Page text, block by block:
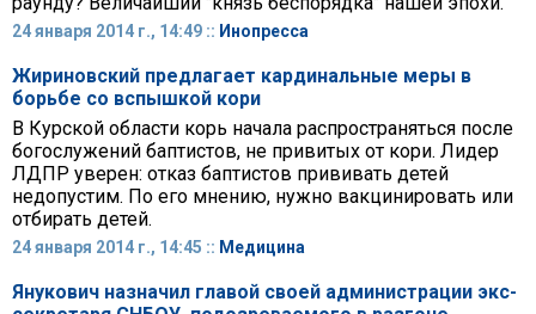
24 января 2014 г., 14:49 :: Инопресса
Жириновский предлагает кардинальные меры в
борьбе со вспышкой кори
В Курской области корь начала распространяться после
богослужений баптистов, не привитых от кори. Лидер
ЛДПР уверен: отказ баптистов прививать детей
недопустим. По его мнению, нужно вакцинировать или
отбирать детей.
24 января 2014 г., 14:45 :: Медицина
Янукович назначил главой своей администрации экс-